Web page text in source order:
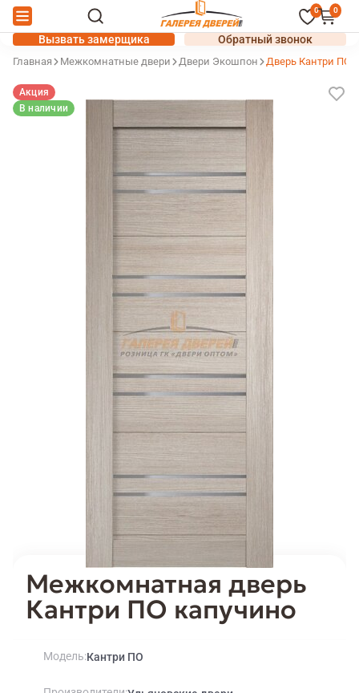
0 0
Вызвать замерщика Обратный звонок
Главная Межкомнатные двери Двери Экошпон Дверь Кантри ПО
Межкомнатная дверь
Кантри ПО капучино
Акция
В наличии
Модель Кантри ПО